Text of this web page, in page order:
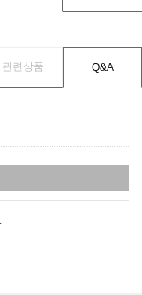
관련상품 Q&A